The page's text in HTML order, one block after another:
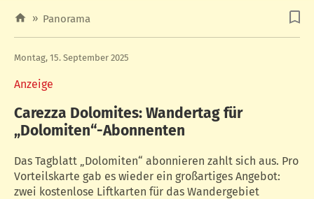
» Panorama
Anzeige
Montag, 15. September 2025
Carezza Dolomites: Wandertag für
„Dolomiten“-Abonnenten
Das Tagblatt „Dolomiten“ abonnieren zahlt sich aus. Pro
Vorteilskarte gab es wieder ein großartiges Angebot:
zwei kostenlose Liftkarten für das Wandergebiet